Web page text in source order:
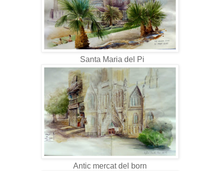
Santa Maria del Pi
Antic mercat del born